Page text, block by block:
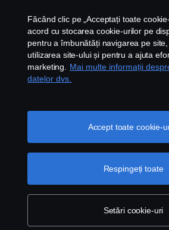
Contact
Newsletter
Setari Cookie
© Copyright Scania 2026 All rights
CV AB (publ), SE-151 87 Södertälje,
+40213159142 Fax: +40213159140
Făcând clic pe „Acceptați toate
acord cu stocarea cookie-urilor pe
pentru a îmbunătăți navigarea pe
utilizarea site-ului și pentru a ajuta
marketing.
Mai multe informații
datelor dvs.
Setări cookie-uri
Respingeți toate
Accept toate cookie-